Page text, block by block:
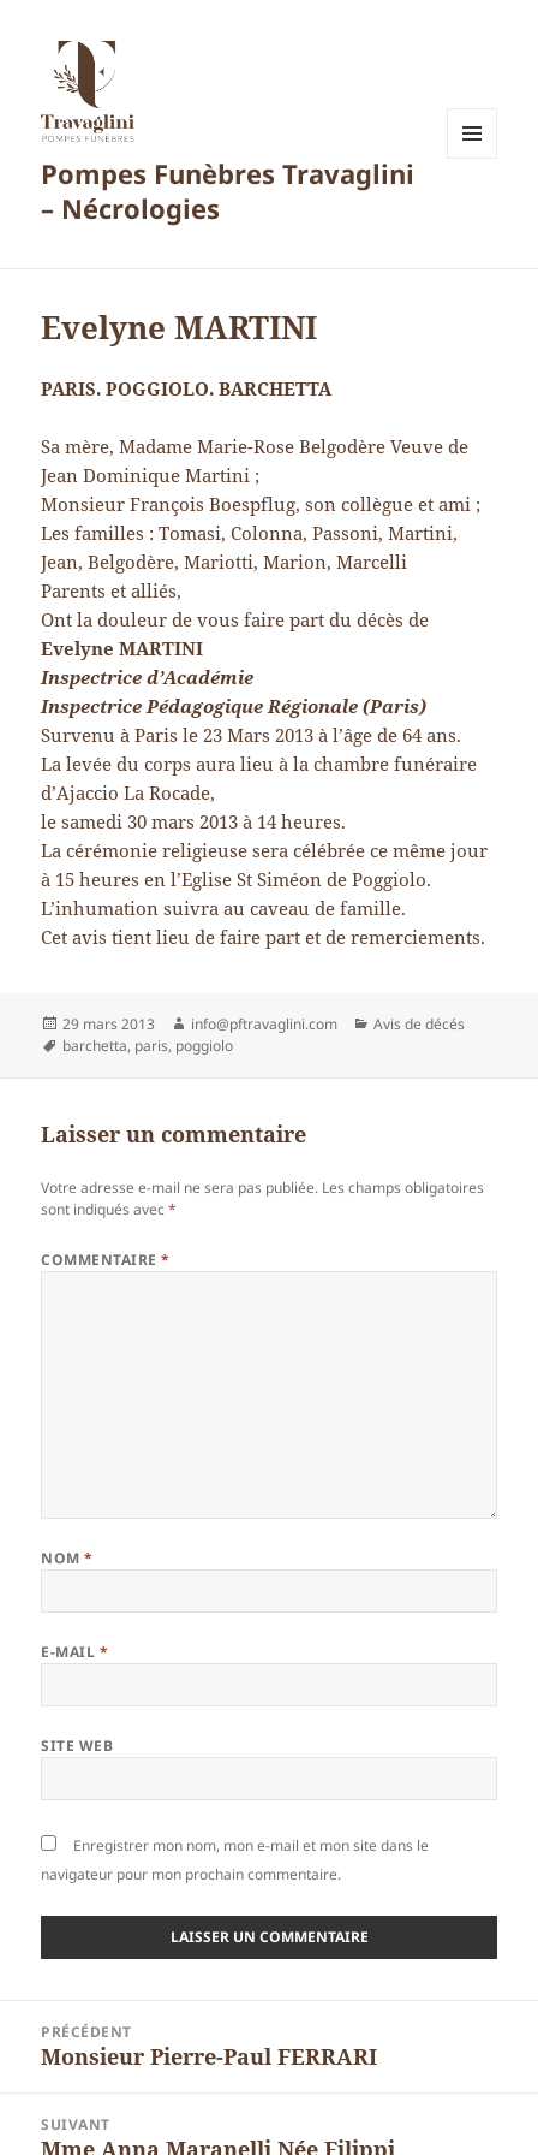
Pompes Funèbres Travaglini
– Nécrologies
Evelyne MARTINI
PARIS. POGGIOLO. BARCHETTA
Sa mère, Madame Marie-Rose Belgodère Veuve de
Jean Dominique Martini ;
Monsieur François Boespflug, son collègue et ami ;
Les familles : Tomasi, Colonna, Passoni, Martini,
Jean, Belgodère, Mariotti, Marion, Marcelli
Parents et alliés,
Ont la douleur de vous faire part du décès de
Evelyne MARTINI
Inspectrice d’Académie
Inspectrice Pédagogique Régionale (Paris)
Survenu à Paris le 23 Mars 2013 à l’âge de 64 ans.
La levée du corps aura lieu à la chambre funéraire
d’Ajaccio La Rocade,
le samedi 30 mars 2013 à 14 heures.
La cérémonie religieuse sera célébrée ce même jour
à 15 heures en l’Eglise St Siméon de Poggiolo.
L’inhumation suivra au caveau de famille.
Cet avis tient lieu de faire part et de remerciements.
Publié
le
29 mars 2013 Auteur
info@pftravaglini.com Catégories
Avis de décés
Mots-
barchetta, paris, poggiolo
Laisser un commentaire
Votre adresse e-mail ne sera pas publiée. Les champs obligatoires
sont indiqués avec*
COMMENTAIRE*
NOM*
E-MAIL *
SITE WEB
Enregistrer mon nom, mon e-mail et mon site dans le
navigateur pour mon prochain commentaire.
l’article
PRÉCÉDENT
Article
Monsieur Pierre-Paul FERRARI
SUIVANT
Article
Mme Anna Maranelli Née Filippi